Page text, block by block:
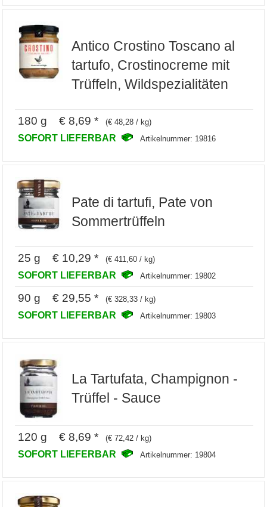
Antico Crostino Toscano al
tartufo, Crostinocreme mit
Trüffeln, Wildspezialitäten
180 g € 8,69 * (€ 48,28 / kg)
SOFORT LIEFERBAR Artikelnummer: 19816
Pate di tartufi, Pate von
Sommertrüffeln
25 g € 10,29 * (€ 411,60 / kg)
SOFORT LIEFERBAR Artikelnummer: 19802
90 g € 29,55 * (€ 328,33 / kg)
SOFORT LIEFERBAR Artikelnummer: 19803
La Tartufata, Champignon -
Trüffel - Sauce
120 g € 8,69 * (€ 72,42 / kg)
SOFORT LIEFERBAR Artikelnummer: 19804